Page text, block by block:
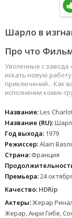
Шарло в
Про что
Уволенные с
искать новую
приключений... Как
исполнении комик-
Название:Les
Название (RU):
Год выхода: 1979
Режиссер:Alain
Страна: Франция
Премьера:24
Качество: HDRip
Актеры:Жерар
Жерар, Анри Гибе,